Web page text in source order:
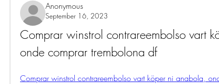
Anonymous
September 16, 2023
Comprar winstrol contrareembolso vart
onde comprar trembolona df
Comprar winstrol contrareembolso vart köper ni anabola,